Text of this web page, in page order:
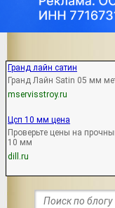
Гранд лайн сатин
Гранд Лайн Satin 05 мм
mservisstroy.ru
Цсп 10 мм цена
Проверьте цены на
10 мм
dill.ru